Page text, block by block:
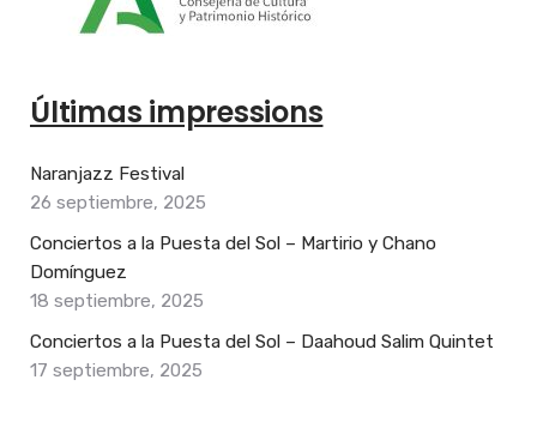
Últimas impressions
Naranjazz Festival
26 septiembre, 2025
Conciertos a la Puesta del Sol – Martirio y Chano
Domínguez
18 septiembre, 2025
Conciertos a la Puesta del Sol – Daahoud Salim Quintet
17 septiembre, 2025